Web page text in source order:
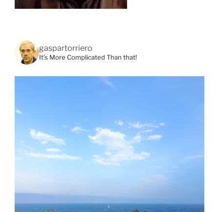
gaspartorriero
It's More Complicated Than that!